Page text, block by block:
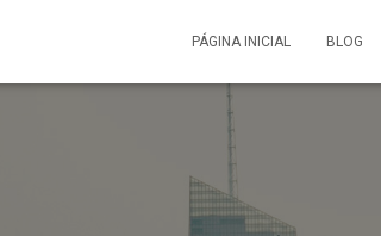
PÁGINA INICIAL BLOG